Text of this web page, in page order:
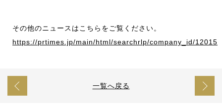
その他のニュースはこちらをご覧ください。
https://prtimes.jp/main/html/searchrlp/company_id/12015
一覧へ戻る